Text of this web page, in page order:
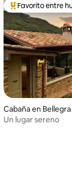
4.98 de 5,
Favorito entre
Favorito entre
Cabaña en Bellegra
Un lugar sereno